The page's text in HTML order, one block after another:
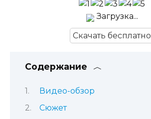
Загрузка...
Скачать бесплатно
Содержание
Видео-обзор
Сюжет